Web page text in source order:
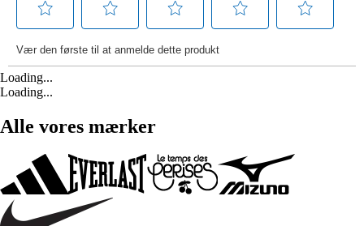
Loading...
Loading...
Alle vores mærker